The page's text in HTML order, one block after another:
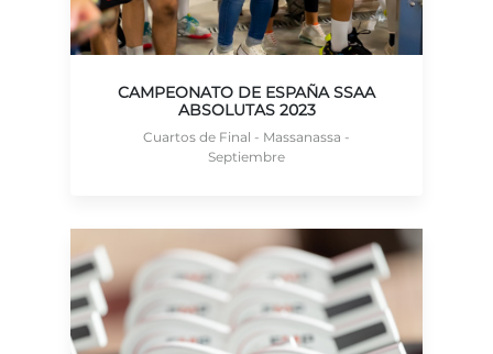
CAMPEONATO DE ESPAÑA SSAA
ABSOLUTAS 2023
Cuartos de Final - Massanassa -
Septiembre